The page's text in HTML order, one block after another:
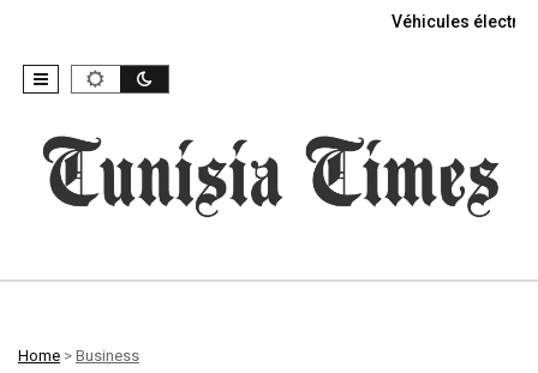
Véhicules
Home > Business